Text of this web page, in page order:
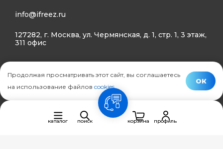
info@ifreez.ru
127282, г. Москва, ул. Чермянская, д. 1, стр. 1, 3 этаж,
311 офис
Политика конфиденциальности
Политика использования Cookies
© Ifreez - продажа и установка климатической техники,
каталог поиск
связь
корзина
профиль
Продолжая просматривать этот сайт, вы соглашаетесь
на использование файлов cookies.
ОК